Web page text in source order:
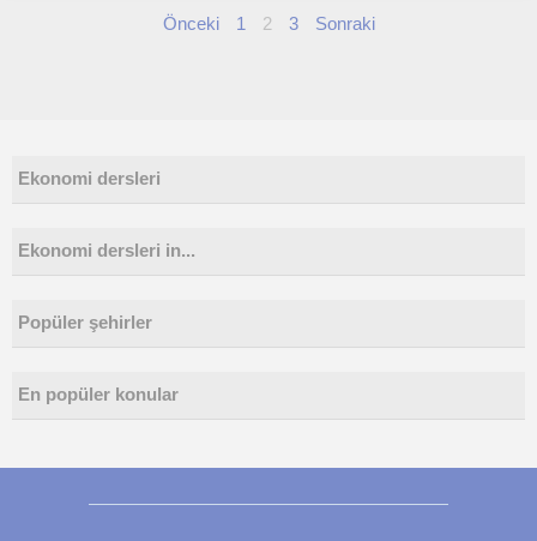
Önceki 1 2 3 Sonraki
Ekonomi dersleri
Ekonomi dersleri in...
Popüler şehirler
En popüler konular